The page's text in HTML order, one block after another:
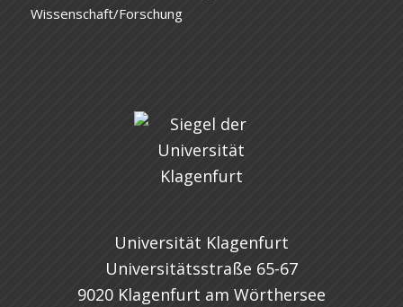
Wissenschaft/Forschung
Universität Klagenfurt
Universitätsstraße 65-67
9020 Klagenfurt am Wörthersee